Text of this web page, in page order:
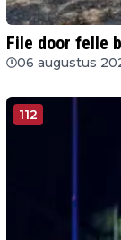
File door felle
06 augustus
112